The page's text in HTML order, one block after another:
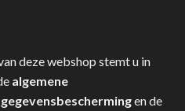
deze webshop stemt u in
algemene
en de